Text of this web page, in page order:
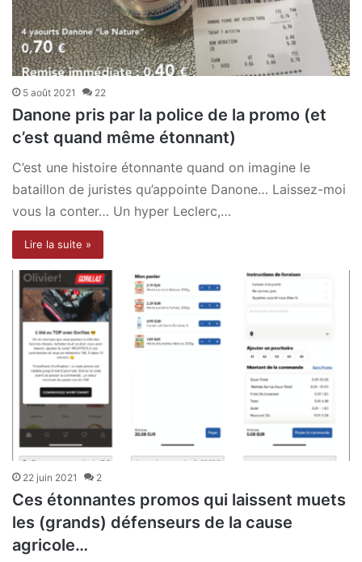
5 août 2021 22
Danone pris par la police de la promo (et
c’est quand même étonnant)
C’est une histoire étonnante quand on imagine le
bataillon de juristes qu’appointe Danone… Laissez-moi
vous la conter… Un hyper Leclerc,…
Lire la suite »
22 juin 2021 2
Ces étonnantes promos qui laissent muets
les (grands) défenseurs de la cause
agricole…